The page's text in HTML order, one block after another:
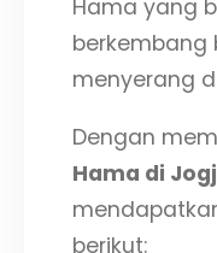
Hama yang
berkembang
menyerang
Dengan
Hama di
berikut: